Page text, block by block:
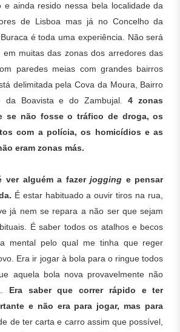
e ainda resido nessa bela localidade da
de Lisboa mas já no Concelho da
é toda uma experiência. Não será
muitas das zonas dos arredores das
paredes meias com grandes bairros
delimitada pela Cova da Moura, Bairro
da Boavista e do Zambujal.4 zonas
se não fosseo tráfico de droga, os
com a polícia, os homicídios e as
eram zonas más.
ver alguém a fazerjogging e pensar
É estar habituado a ouvir tiros na rua,
já nem se repara a não ser que sejam
É saber todos os atalhos e becos
mental pelo qual me tinha que reger
Era ir jogar à bola para o ringue todos
aquela bola nova provavelmente não
Era saber que correr rápido e ter
e não era para jogar, mas para
de ter carta e carro assim que possível,